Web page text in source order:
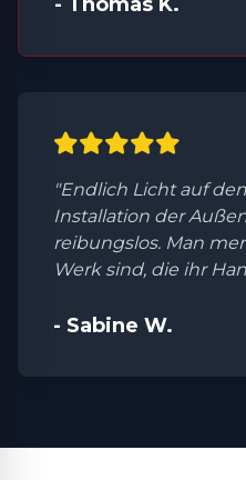
"Endlich Licht auf
Installation der
reibungslos. Man
Werk sind, die ihr
- Sabine W.